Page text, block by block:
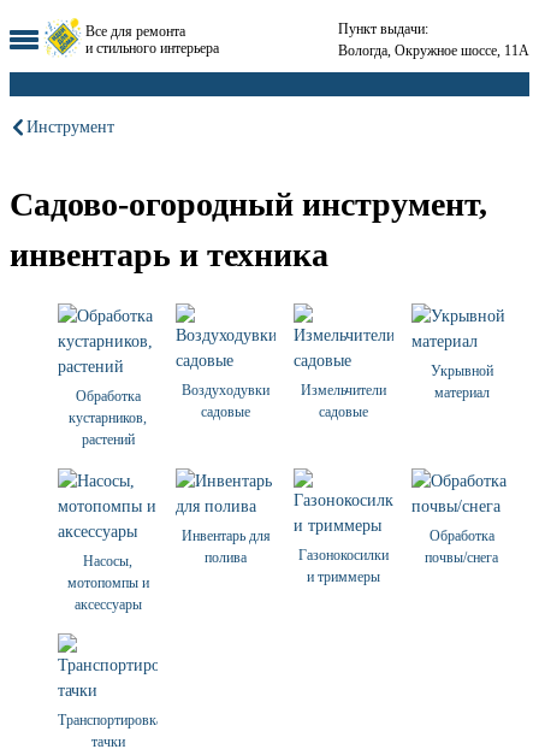
Все для ремонта
и стильного интерьера
Пункт выдачи:
Вологда, Окружное шоссе, 11А
Инструмент
Садово-огородный инструмент,
инвентарь и техника
Обработка
кустарников,
растений
Воздуходувки
садовые
Измельчители
садовые
Укрывной
материал
Насосы,
мотопомпы и
аксессуары
Инвентарь для
полива
Газонокосилки
и триммеры
Обработка
почвы/снега
Транспортировка,
тачки